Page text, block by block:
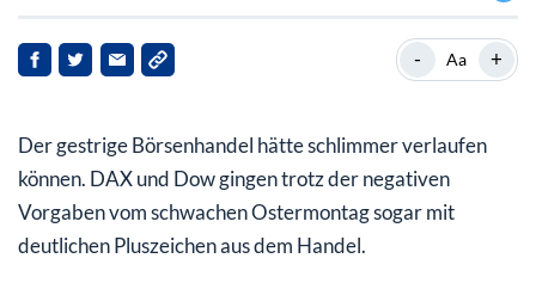
War das der Richtungsentscheid beim Dow?
Entscheidung naht: Sind die Börsen mit dem Thema
durch?
- Aa +
Der gestrige Börsenhandel hätte schlimmer verlaufen
können. DAX und Dow gingen trotz der negativen
Vorgaben vom schwachen Ostermontag sogar mit
deutlichen Pluszeichen aus dem Handel.